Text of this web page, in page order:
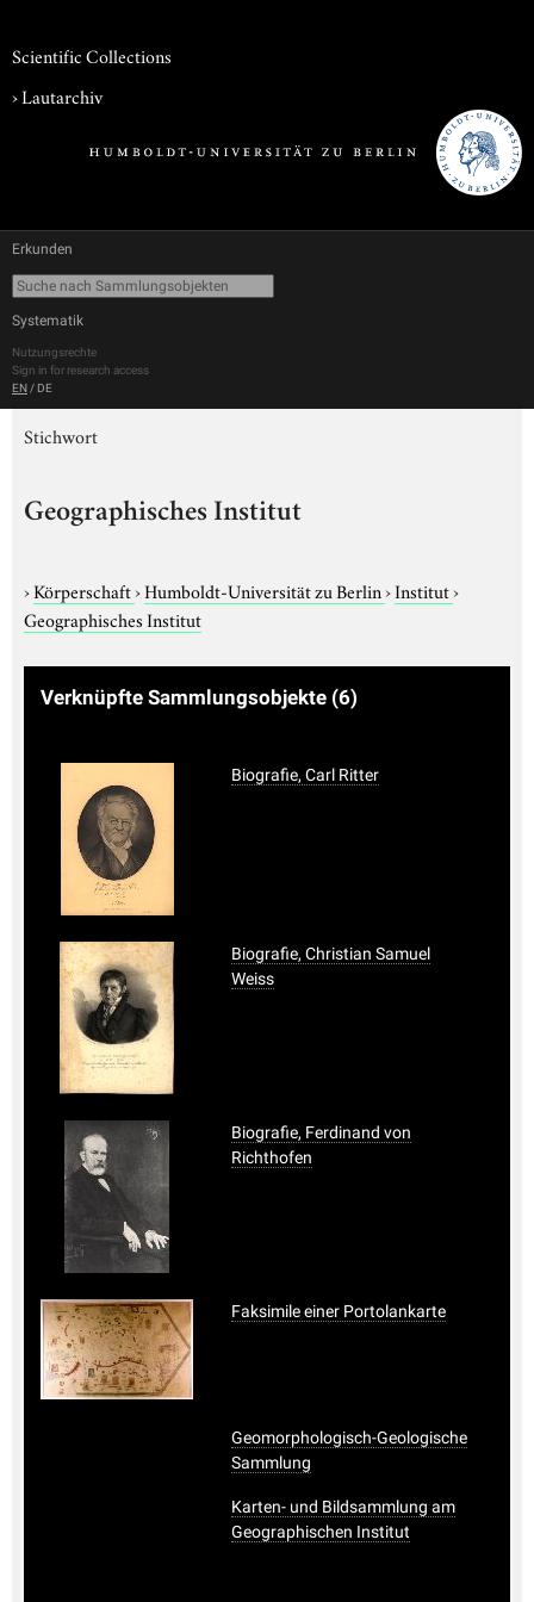
Scientific Collections
›Lautarchiv
Erkunden
Systematik
Nutzungsrechte
Sign in for research access
EN / DE
Stichwort
Geographisches Institut
›Körperschaft›Humboldt-Universität zu Berlin›Institut›
Geographisches Institut
Verknüpfte Sammlungsobjekte (6)
Biografie, Carl Ritter
Biografie, Christian Samuel
Weiss
Biografie, Ferdinand von
Richthofen
Faksimile einer Portolankarte
Geomorphologisch-Geologische
Sammlung
Karten- und Bildsammlung am
Geographischen Institut